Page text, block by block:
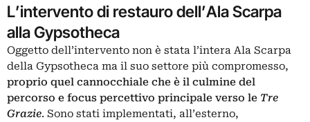
L’intervento di restauro dell’Ala Scarpa
alla Gypsotheca
Oggetto dell’intervento non è stata l’intera Ala Scarpa
della Gypsotheca ma il suo settore più compromesso,
proprio quel cannocchiale che è il culmine del
percorso e focus percettivo principale verso le Tre
Grazie. Sono stati implementati, all’esterno,